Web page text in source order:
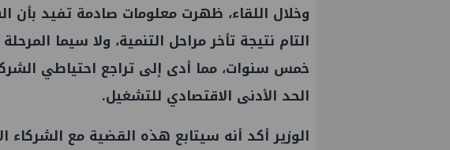
وخلال اللقاء، ظهرت معلومات صادمة تفيد بأن
التام نتيجة تأخر مراحل التنمية، ولا سيما
خمس سنوات، مما أدى إلى تراجع احتياطي
الحد الأدنى الاقتصادي للتشغيل.
الوزير أكد أنه سيتابع هذه القضية مع